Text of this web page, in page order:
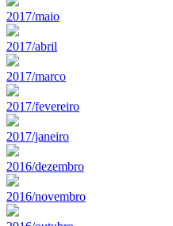
2017/maio
2017/abril
2017/marco
2017/fevereiro
2017/janeiro
2016/dezembro
2016/novembro